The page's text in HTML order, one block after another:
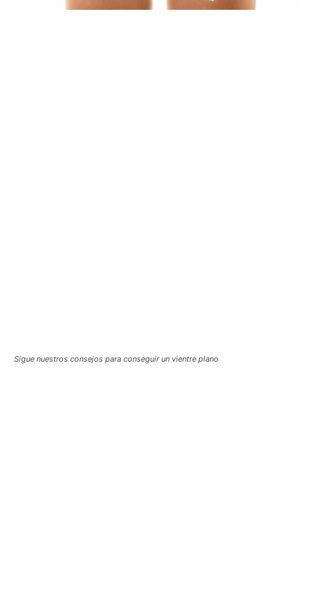
Sigue nuestros consejos para conseguir un vientre plano